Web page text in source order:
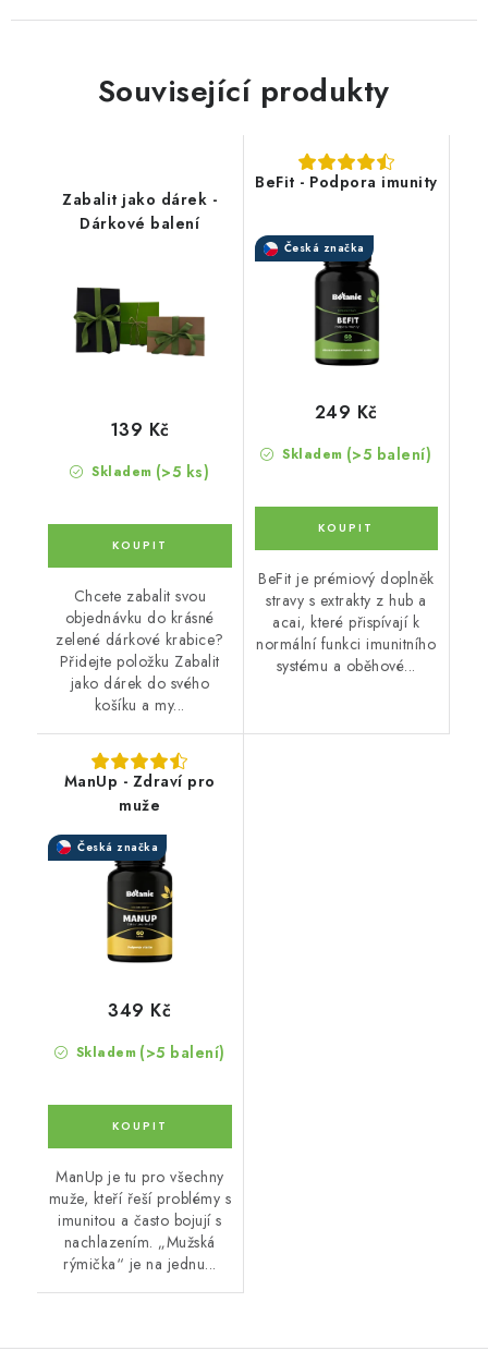
Související produkty
Zabalit jako dárek -
Dárkové balení
Skladem (>5 ks)
139 Kč
Chcete zabalit svou
objednávku do krásné
zelené dárkové krabice?
Přidejte položku Zabalit
jako dárek do svého
košíku a my...
BeFit - Podpora imunity
Česká značka
Skladem (>5 balení)
249 Kč
BeFit je prémiový doplněk
stravy s extrakty z hub a
acai, které přispívají k
normální funkci imunitního
systému a oběhové...
ManUp - Zdraví pro
muže
Česká značka
Skladem (>5 balení)
349 Kč
ManUp je tu pro všechny
muže, kteří řeší problémy s
imunitou a často bojují s
nachlazením. „Mužská
rýmička“ je na jednu...